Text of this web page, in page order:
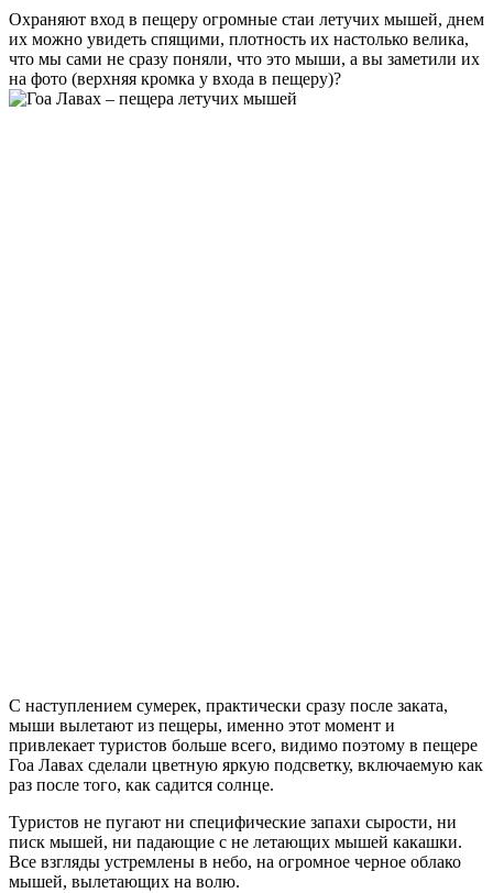
Охраняют вход в пещеру огромные стаи летучих мышей, днем
их можно увидеть спящими, плотность их настолько велика,
что мы сами не сразу поняли, что это мыши, а вы заметили их
на фото (верхняя кромка у входа в пещеру)?
С наступлением сумерек, практически сразу после заката,
мыши вылетают из пещеры, именно этот момент и
привлекает туристов больше всего, видимо поэтому в пещере
Гоа Лавах сделали цветную яркую подсветку, включаемую как
раз после того, как садится солнце.
Туристов не пугают ни специфические запахи сырости, ни
писк мышей, ни падающие с не летающих мышей какашки.
Все взгляды устремлены в небо, на огромное черное облако
мышей, вылетающих на волю.